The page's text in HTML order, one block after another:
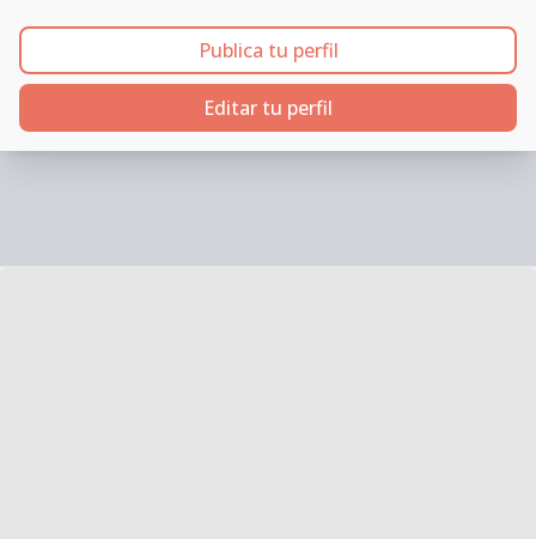
Publica tu perfil
Editar tu perfil